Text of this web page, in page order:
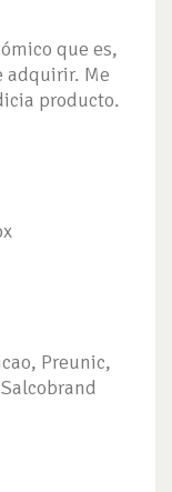
que es,
adquirir. Me
producto.
Preunic,